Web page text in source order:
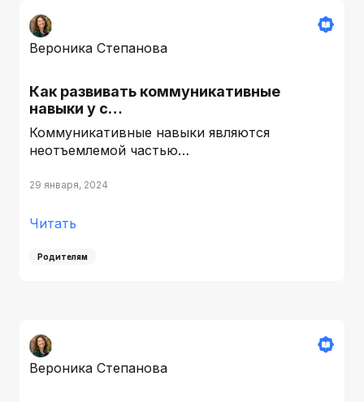
Вероника Степанова
Как развивать коммуникативные
навыки у с…
Коммуникативные навыки являются
неотъемлемой частью…
29 января, 2024
Читать
Родителям
Вероника Степанова